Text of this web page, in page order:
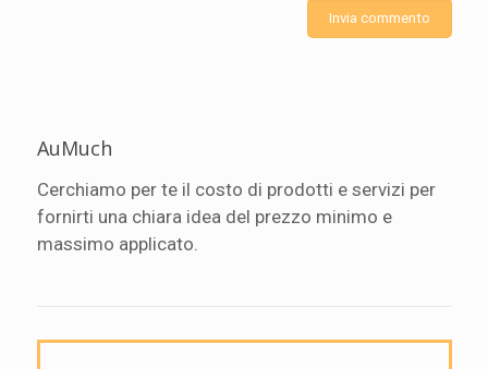
AuMuch
Cerchiamo per te il costo di prodotti e servizi per
fornirti una chiara idea del prezzo minimo e
massimo applicato.